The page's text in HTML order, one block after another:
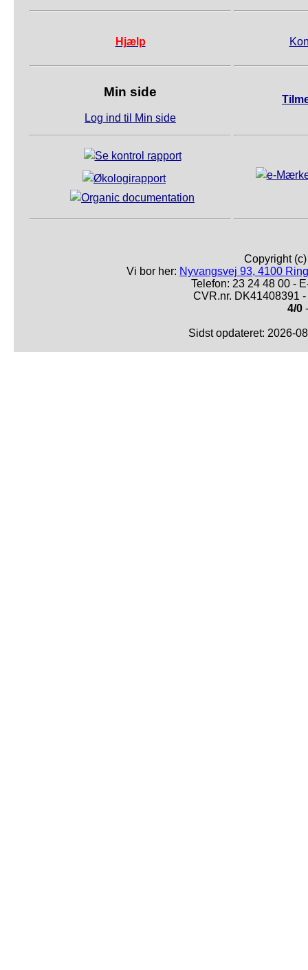
Hjælp
Min side
Log ind til Min side
Copyright
Vi bor her: Nyvangsvej 93, 4100
Telefon: 23 24 48 00 -
CVR.nr. DK41408391
4/0
Sidst opdateret: 2026-